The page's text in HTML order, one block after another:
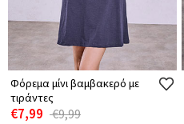
Φόρεμα μίνι βαμβακερό με
τιράντες
€7,99 €9,99